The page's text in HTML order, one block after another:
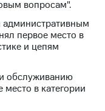
вопросам".
административным
первое место в
и цепям
обслуживанию
в категории